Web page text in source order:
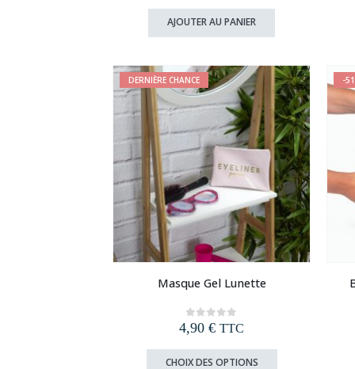
initial
était :
actuel
est :
AJOUTER AU PANIER
DERNIÈRE CHANCE
Masque Gel Lunette
0out of 5
4,90 € TTC
CHOIX DES OPTIONS
-